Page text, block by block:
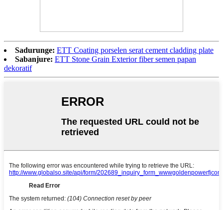
Sadurunge: ETT Coating porselen serat cement cladding plate
Sabanjure: ETT Stone Grain Exterior fiber semen papan
dekoratif